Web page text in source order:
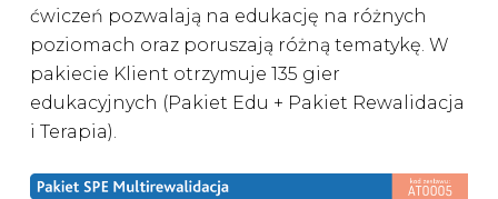
ćwiczeń pozwalają na edukację na różnych
poziomach oraz poruszają różną tematykę. W
pakiecie Klient otrzymuje 135 gier
edukacyjnych (Pakiet Edu + Pakiet Rewalidacja
i Terapia).